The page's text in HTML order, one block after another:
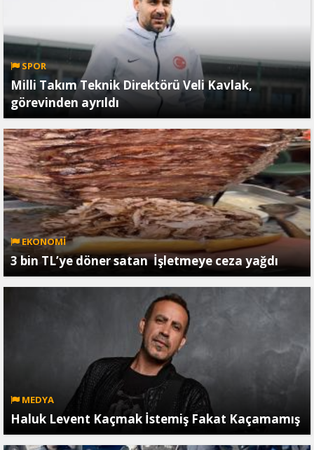
SPOR
Milli Takım Teknik Direktörü Veli Kavlak,
görevinden ayrıldı
EKONOMİ
3 bin TL’ye döner satan İşletmeye ceza yağdı
MEDYA
Haluk Levent Kaçmak İstemiş Fakat Kaçamamış